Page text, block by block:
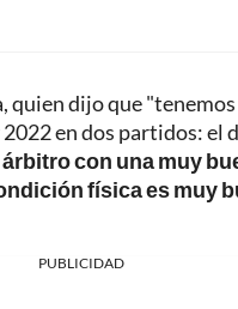
dijo que
en dos partidos: el
árbitro con una muy
física es muy
PUBLICIDAD